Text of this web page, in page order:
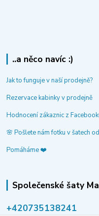
..a něco navíc :)
Jak to funguje v naší prodejně?
Rezervace kabinky v prodejně
Hodnocení zákaznic z
🌸 Pošlete nám fotku v šatech
Pomáháme ❤️
Společenské šaty
‭+420735138241